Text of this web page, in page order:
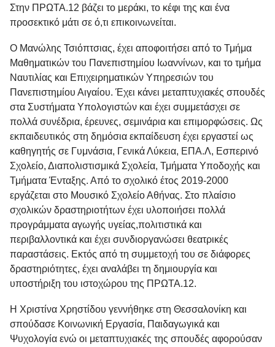
Στην ΠΡΩΤΑ.12 βάζει το μεράκι, το κέφι της και ένα
προσεκτικό μάτι σε ό,τι επικοινωνείται.
Ο Μανώλης Τσιόπτσιας, έχει αποφοιτήσει από το Τμήμα
Μαθηματικών του Πανεπιστημίου Ιωαννίνων, και το τμήμα
Ναυτιλίας και Επιχειρηματικών Υπηρεσιών του
Πανεπιστημίου Αιγαίου. Έχει κάνει μεταπτυχιακές σπουδές
στα Συστήματα Υπολογιστών και έχει συμμετάσχει σε
πολλά συνέδρια, έρευνες, σεμινάρια και επιμορφώσεις. Ως
εκπαιδευτικός στη δημόσια εκπαίδευση έχει εργαστεί ως
καθηγητής σε Γυμνάσια, Γενικά Λύκεια, ΕΠΑ.Λ, Εσπερινό
Σχολείο, Διαπολιστισμικά Σχολεία, Τμήματα Υποδοχής και
Τμήματα Ένταξης. Από το σχολικό έτος 2019-2000
εργάζεται στο Μουσικό Σχολείο Αθήνας. Στο πλαίσιο
σχολικών δραστηριοτήτων έχει υλοποιήσει πολλά
προγράμματα αγωγής υγείας,πολιτιστικά και
περιβαλλοντικά και έχει συνδιοργανώσει θεατρικές
παραστάσεις. Εκτός από τη συμμετοχή του σε διάφορες
δραστηριότητες, έχει αναλάβει τη δημιουργία και
υποστήριξη του ιστοχώρου της ΠΡΩΤΑ.12.
H Χριστίνα Χρηστίδου γεννήθηκε στη Θεσσαλονίκη και
σπούδασε Κοινωνική Εργασία, Παιδαγωγικά και
Ψυχολογία ενώ οι μεταπτυχιακές της σπουδές αφορούσαν